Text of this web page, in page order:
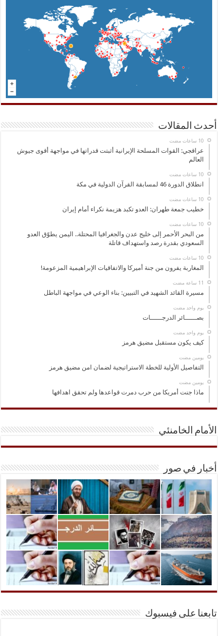
أحدث المقالات
عراقجي: القوات المسلحة الإيرانية أثبتت قدراتها في مواجهة أقوى جيوش
العالم
انطلاق الدورة 46 لمسابقة القرآن الدولية في مكة
خطيب جمعة طهران: العدو تكبد هزيمة نكراء أمام إيران
من البحر الأحمر إلى خليج عدن والجغرافيا المحتلة.. اليمن يطوّق العدو
السعودي بقدرة رصد واستهداف قاتلة
المغاربة يفرون من جنة أميركا والاتفاقيات الإبراهيمية المزعومة!
مسيرة القائد الشهيد في التبيين: بناء الوعي في مواجهة الباطل
‏يوم واحد مضت
بصــــــائر الدرجــــــات
‏يوم واحد مضت
كيف يكون مستقبل مضيق هرمز
‏يومين مضت
التفاصيل الأولية للخطة الاستراتيجية لضمان امن مضيق هرمز
‏يومين مضت
ماذا جنت أمريكا من حرب دمرت قواعدها ولم تحقق اهدافها
الأمام الخامنئي
أخبار في صور
تابعنا على فيسبوك